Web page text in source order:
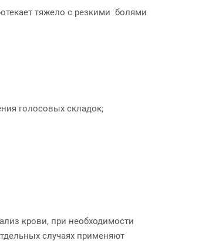
тяжело с резкими болями
голосовых складок;
крови, при необходимости
случаях применяют